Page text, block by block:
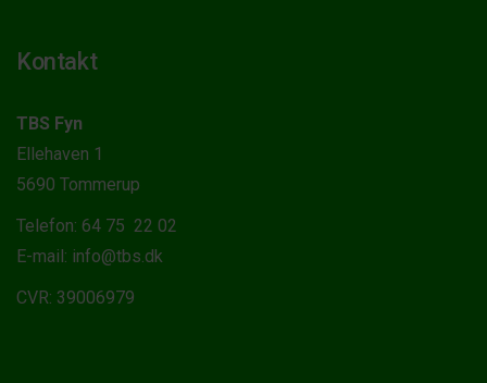
Kontakt
TBS Fyn
Ellehaven 1
5690 Tommerup
Telefon: 64 75 22 02
E-mail: info@tbs.dk
CVR: 39006979